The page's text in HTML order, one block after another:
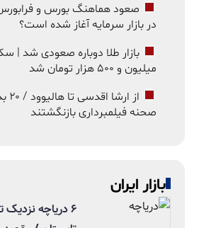
صعود هماهنگ بورس و
در بازار سرمایه آغاز شده است؟
میلیون و ۵۰۰ هزار تومان شد
از
صحنه فیلمبرداری بازنگشتند
بازار ایران
۶ دریاچه نزدیک